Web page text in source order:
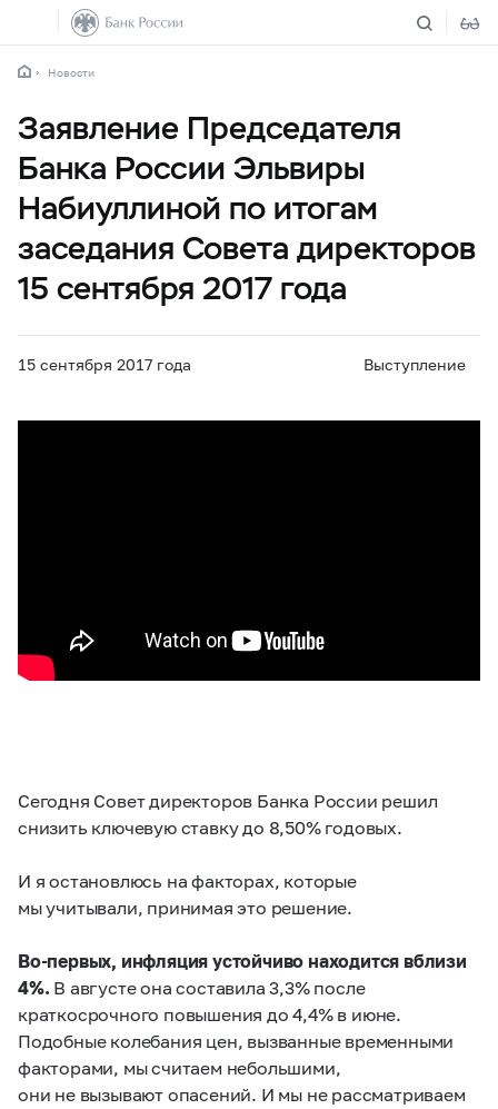
Новости
Заявление Председателя
Банка России Эльвиры
Набиуллиной по итогам
заседания Совета директоров
15 сентября 2017 года
15 сентября 2017 года Выступление
Сегодня Совет директоров Банка России решил
снизить ключевую ставку до 8,50% годовых.
И я остановлюсь на факторах, которые
мы учитывали, принимая это решение.
Во-первых, инфляция устойчиво находится вблизи
4%. В августе она составила 3,3% после
краткосрочного повышения до 4,4% в июне.
Подобные колебания цен, вызванные временными
факторами, мы считаем небольшими,
они не вызывают опасений. И мы не рассматриваем